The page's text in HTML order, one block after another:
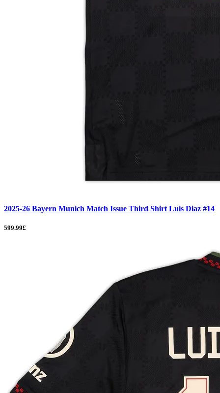
2025-26 Bayern Munich Match Issue Third Shirt Luis Diaz #14
599.99£